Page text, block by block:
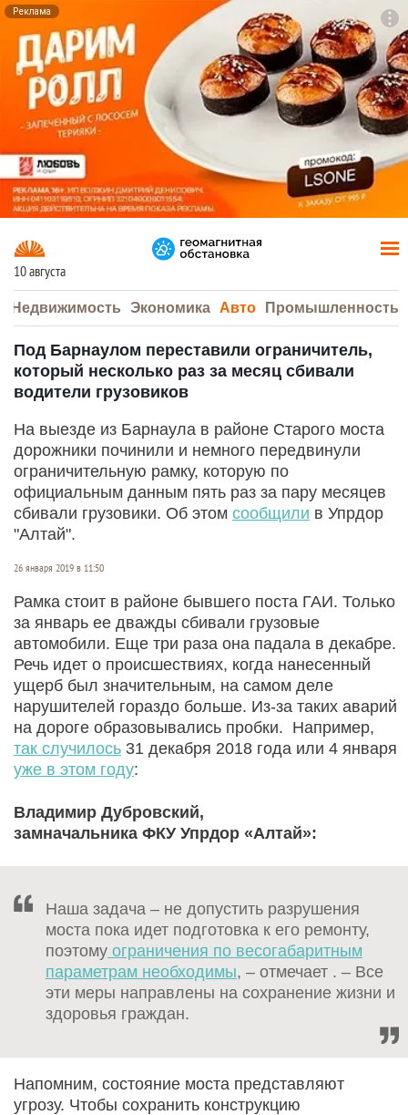
Реклама
10 августа
Недвижимость Экономика Авто Промышленность
Под Барнаулом переставили ограничитель,
который несколько раз за месяц сбивали
водители грузовиков
На выезде из Барнаула в районе Старого моста
дорожники починили и немного передвинули
ограничительную рамку, которую по
официальным данным пять раз за пару месяцев
сбивали грузовики. Об этом сообщили в Упрдор
"Алтай".
26 января 2019 в 11:50
Рамка стоит в районе бывшего поста ГАИ. Только
за январь ее дважды сбивали грузовые
автомобили. Еще три раза она падала в декабре.
Речь идет о происшествиях, когда нанесенный
ущерб был значительным, на самом деле
нарушителей гораздо больше. Из-за таких аварий
на дороге образовывались пробки. Например,
так случилось 31 декабря 2018 года или 4 января
уже в этом году:
Владимир Дубровский,
замначальника ФКУ Упрдор «Алтай»:
Наша задача – не допустить разрушения
моста пока идет подготовка к его ремонту,
поэтому ограничения по весогабаритным
параметрам необходимы, – отмечает . – Все
эти меры направлены на сохранение жизни и
здоровья граждан.
Напомним, состояние моста представляют
угрозу. Чтобы сохранить конструкцию